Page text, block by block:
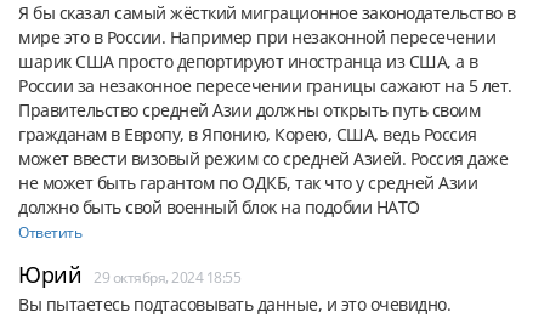
Я бы сказал самый жёсткий миграционное законодательство в
мире это в России. Например при незаконной пересечении
шарик США просто депортируют иностранца из США, а в
России за незаконное пересечении границы сажают на 5 лет.
Правительство средней Азии должны открыть путь своим
гражданам в Европу, в Японию, Корею, США, ведь Россия
может ввести визовый режим со средней Азией. Россия даже
не может быть гарантом по ОДКБ, так что у средней Азии
должно быть свой военный блок на подобии НАТО
Ответить
Юрий 29 октября, 2024 18:55
Вы пытаетесь подтасовывать данные, и это очевидно.